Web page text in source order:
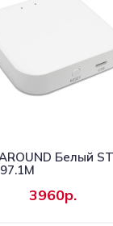
Белый
3960р.